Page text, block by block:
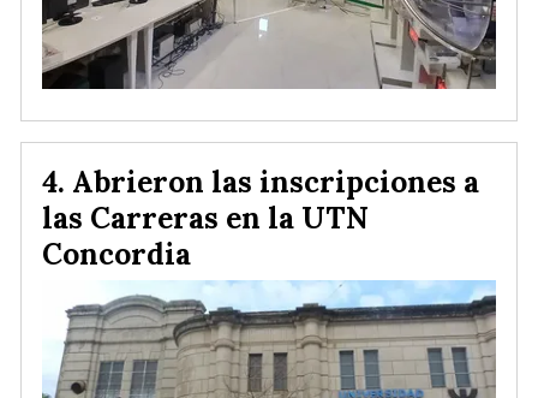
Abrieron las inscripciones a
las Carreras en la UTN
Concordia